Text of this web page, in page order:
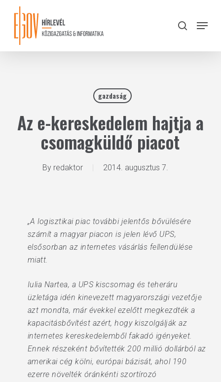
content
search
Menu
gazdaság
Az e-kereskedelem hajtja a
csomagküldő piacot
By redaktor 2014. augusztus 7.
„A logisztikai piac további jelentős bővülésére
számít a magyar piacon is jelen lévő UPS,
elsősorban az internetes vásárlás fellendülése
miatt.
Iulia Nartea, a UPS kiscsomag és teheráru
üzletága idén kinevezett magyarországi vezetője
azt mondta, már évekkel ezelőtt megkezdték a
kapacitásbővítést azért, hogy kiszolgálják az
internetes kereskedelemből fakadó igényeket.
Ennek részeként bővítették 200 millió dollárból az
amerikai cég kölni, európai bázisát, ahol 190
ezerre növelték óránkénti szortírozó
Close